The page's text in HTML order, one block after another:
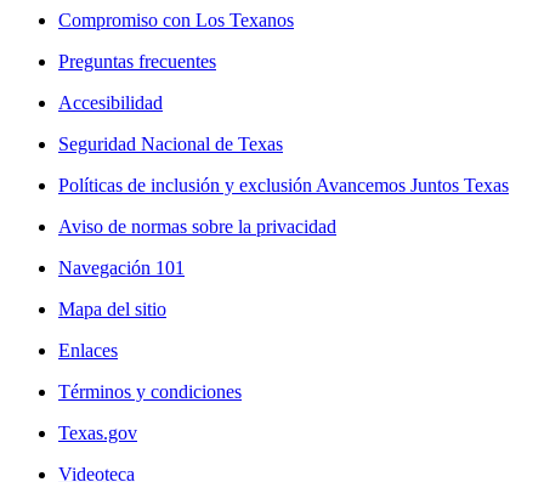
Compromiso con Los Texanos
Preguntas frecuentes
Accesibilidad
Seguridad Nacional de Texas
Políticas de inclusión y exclusión Avancemos Juntos Texas
Aviso de normas sobre la privacidad
Navegación 101
Mapa del sitio
Enlaces
Términos y condiciones
Texas.gov
Videoteca